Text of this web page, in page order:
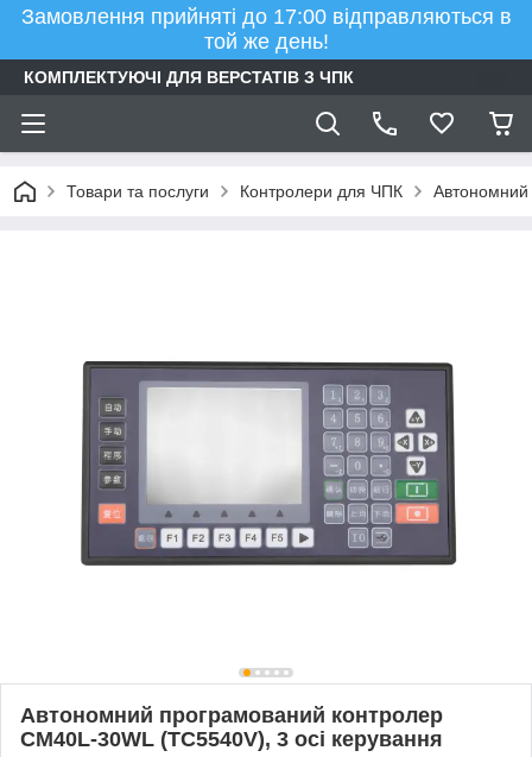
Замовлення прийняті до 17:00 відправляються в
той же день!
КОМПЛЕКТУЮЧІ ДЛЯ ВЕРСТАТІВ З ЧПК
Товари та послуги Контролери для ЧПК Автономний
Автономний програмований контролер
CM40L-30WL (TC5540V), 3 осі керування